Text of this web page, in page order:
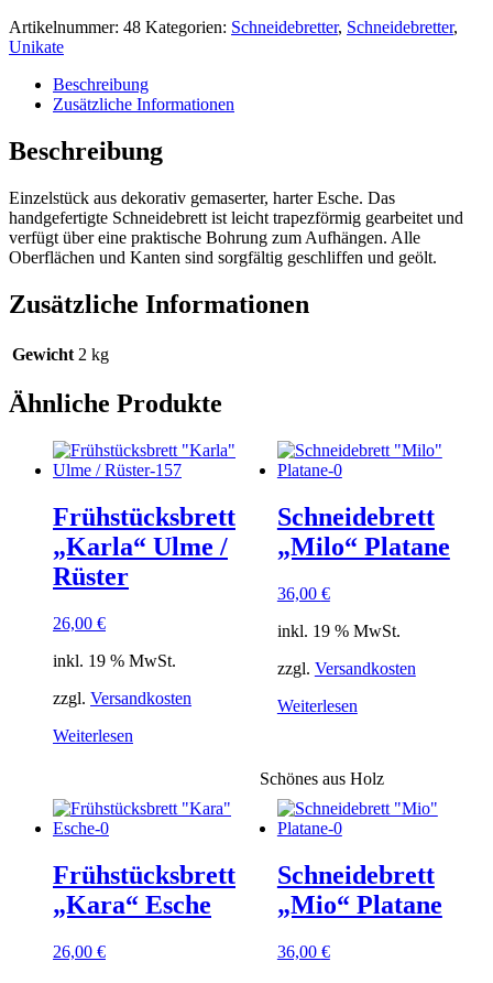
Artikelnummer: 48 Kategorien: Schneidebretter, Schneidebretter,
Unikate
Beschreibung
Zusätzliche Informationen
Beschreibung
Einzelstück aus dekorativ gemaserter, harter Esche. Das
handgefertigte Schneidebrett ist leicht trapezförmig gearbeitet und
verfügt über eine praktische Bohrung zum Aufhängen. Alle
Oberflächen und Kanten sind sorgfältig geschliffen und geölt.
Zusätzliche Informationen
Gewicht 2 kg
Ähnliche Produkte
Frühstücksbrett
„Karla“ Ulme /
Rüster
26,00 €
inkl. 19 % MwSt.
zzgl. Versandkosten
Weiterlesen
Schneidebrett
„Milo“ Platane
36,00 €
inkl. 19 % MwSt.
zzgl. Versandkosten
Weiterlesen
Frühstücksbrett
„Kara“ Esche
26,00 €
Schneidebrett
„Mio“ Platane
36,00 €
Schönes aus Holz